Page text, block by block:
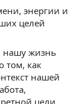
энергии и
целей
нашу жизнь
том, как
нашей
цели,